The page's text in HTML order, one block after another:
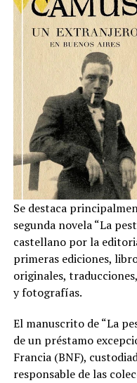
Se destaca
segunda novela “La
castellano por la
primeras ediciones,
originales,
y fotografías.
El manuscrito de “La
de un préstamo
Francia (BNF),
responsable de las